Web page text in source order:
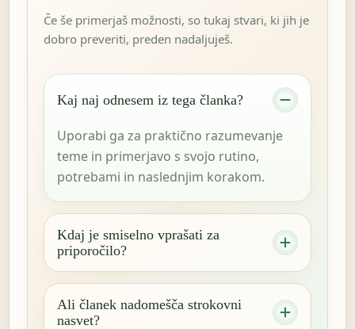
Če še primerjaš možnosti, so tukaj stvari, ki jih je
dobro preveriti, preden nadaljuješ.
Kaj naj odnesem iz tega članka?
Uporabi ga za praktično razumevanje
teme in primerjavo s svojo rutino,
potrebami in naslednjim korakom.
Kdaj je smiselno vprašati za
priporočilo?
Ali članek nadomešča strokovni
nasvet?